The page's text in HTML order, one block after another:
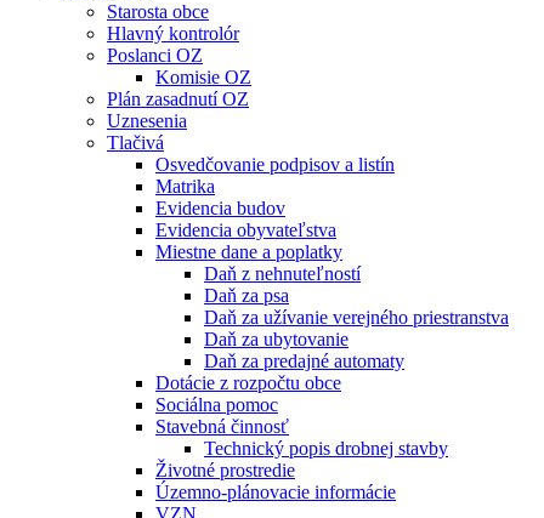
Starosta obce
Hlavný kontrolór
Poslanci OZ
Komisie OZ
Plán zasadnutí OZ
Uznesenia
Tlačivá
Osvedčovanie podpisov a listín
Matrika
Evidencia budov
Evidencia obyvateľstva
Miestne dane a poplatky
Daň z nehnuteľností
Daň za psa
Daň za užívanie verejného priestranstva
Daň za ubytovanie
Daň za predajné automaty
Dotácie z rozpočtu obce
Sociálna pomoc
Stavebná činnosť
Technický popis drobnej stavby
Životné prostredie
Územno-plánovacie informácie
VZN